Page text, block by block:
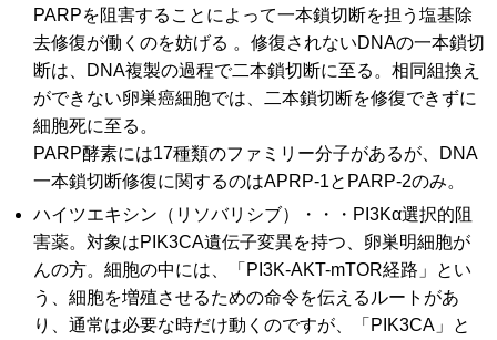
PARPを阻害することによって一本鎖切断を担う塩基除
去修復が働くのを妨げる 。修復されないDNAの一本鎖切
断は、DNA複製の過程で二本鎖切断に至る。相同組換え
ができない卵巣癌細胞では、二本鎖切断を修復できずに
細胞死に至る。
PARP酵素には17種類のファミリー分子があるが、DNA
一本鎖切断修復に関するのはAPRP-1とPARP-2のみ。
ハイツエキシン（リソバリシブ）・・・PI3Kα選択的阻
害薬。対象はPIK3CA遺伝子変異を持つ、卵巣明細胞が
んの方。細胞の中には、「PI3K-AKT-mTOR経路」とい
う、細胞を増殖させるための命令を伝えるルートがあ
り、通常は必要な時だけ動くのですが、「PIK3CA」と